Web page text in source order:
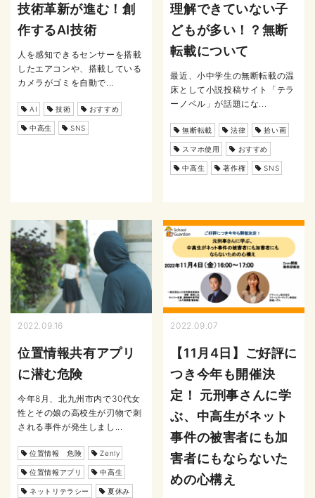
技術革新が進む！創
作するAI技術
人を感知できるセンサーを搭載
したエアコンや、搭載している
カメラがゴミを自動で...
AI 技術 おすすめ
中高生 SNS
理解できていない子
どもが多い！？無断
転載について
最近、小中学生の無断転載の温
床として小説投稿サイト「テラ
ーノベル」が話題にな...
無断転載 法律 拾い画
スマホ使用 おすすめ
中高生 著作権 SNS
2022.09.16
位置情報共有アプリ
に潜む危険
今年8月、北九州市内で30代女
性とその娘の高校生が刃物で刺
される事件が発生しまし...
位置情報 危険 Zenly
位置情報アプリ 中高生
ネットリテラシー 夏休み
2022.09.07
【11月4日】ご好評に
つき今年も開催決
定！ 元刑事さんに学
ぶ、中高生がネット
事件の被害者にも加
害者にもならないた
めの心構え